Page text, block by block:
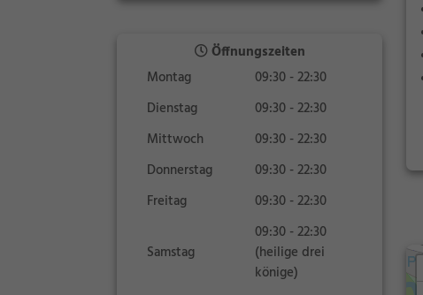
Öffnungszeiten
Montag
09:30 - 22:30
Dienstag
09:30 - 22:30
Mittwoch
09:30 - 22:30
Donnerstag
09:30 - 22:30
Freitag
09:30 - 22:30
Samstag
09:30 - 22:30
(heilige drei
könige)